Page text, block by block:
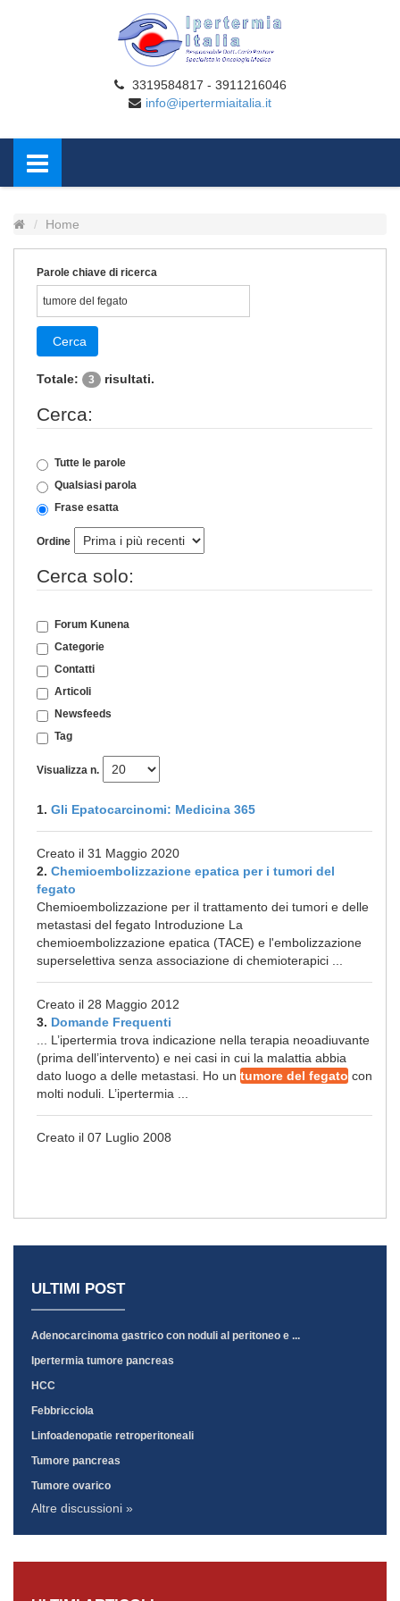
3319584817 - 3911216046
info@ipertermiaitalia.it
Home
Parole chiave di ricerca
Cerca
Totale: 3 risultati.
Cerca:
Tutte le parole
Qualsiasi parola
Frase esatta
Ordine
Cerca solo:
Forum Kunena
Categorie
Contatti
Articoli
Newsfeeds
Tag
Visualizza n.
1. Gli Epatocarcinomi: Medicina 365
Creato il 31 Maggio 2020
2. Chemioembolizzazione epatica per i tumori del
fegato
Chemioembolizzazione per il trattamento dei tumori e delle
metastasi del fegato Introduzione La
chemioembolizzazione epatica (TACE) e l'embolizzazione
superselettiva senza associazione di chemioterapici ...
Creato il 28 Maggio 2012
3. Domande Frequenti
... L’ipertermia trova indicazione nella terapia neoadiuvante
(prima dell’intervento) e nei casi in cui la malattia abbia
dato luogo a delle metastasi. Ho un tumore del fegato con
molti noduli. L’ipertermia ...
Creato il 07 Luglio 2008
ULTIMI POST
Adenocarcinoma gastrico con noduli al peritoneo e ...
Ipertermia tumore pancreas
HCC
Febbricciola
Linfoadenopatie retroperitoneali
Tumore pancreas
Tumore ovarico
Altre discussioni »